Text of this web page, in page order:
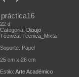
práctica16
22 d
Categoria: Dibujo
Técnica: Tecnica_Mixta
Soporte: Papel
25 cm x 26 cm
Estilo: Arte Académico